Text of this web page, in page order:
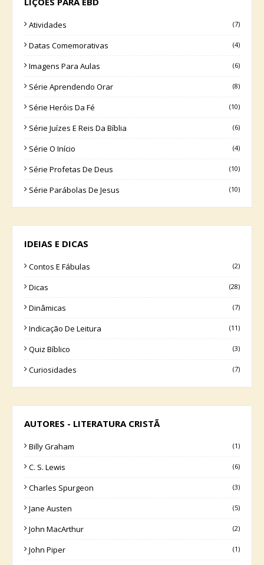
Atividades (7)
Datas Comemorativas (4)
Imagens Para Aulas (6)
Série Aprendendo Orar (8)
Série Heróis Da Fé (10)
Série Juízes E Reis Da Bíblia (6)
Série O Início (4)
Série Profetas De Deus (10)
Série Parábolas De Jesus (10)
IDEIAS E DICAS
Contos E Fábulas (2)
Dicas (28)
Dinâmicas (7)
Indicação De Leitura (11)
Quiz Bíblico (3)
Curiosidades (7)
AUTORES - LITERATURA CRISTÃ
Billy Graham (1)
C. S. Lewis (6)
Charles Spurgeon (3)
Jane Austen (5)
John MacArthur (2)
John Piper (1)